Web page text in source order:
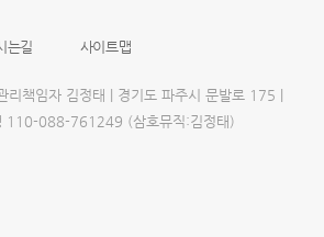
는길 사이트맵
책임자 김정태 | 경기도 파주시 문발로 175 |
088-761249 (삼호뮤직:김정태)